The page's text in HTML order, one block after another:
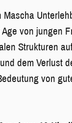
von jungen
Strukturen
dem Verlust
von